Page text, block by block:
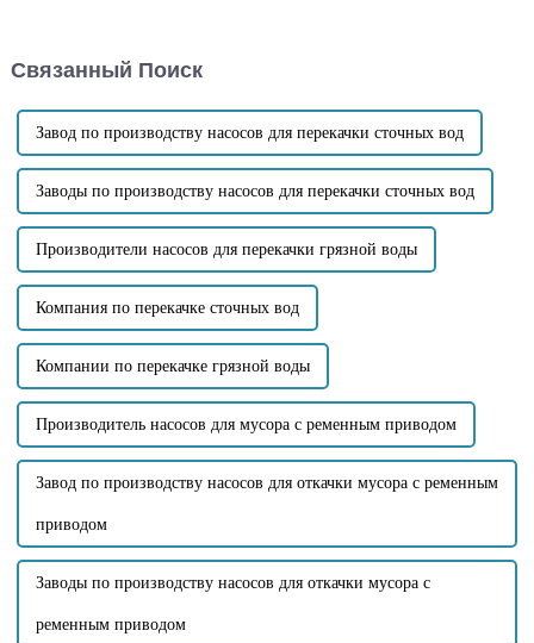
ключевые
стойкость: Корпус насоса и
внутренние части...
Связанный Поиск
Завод по производству насосов для перекачки сточных вод
Заводы по производству насосов для перекачки сточных вод
Производители насосов для перекачки грязной воды
Компания по перекачке сточных вод
Компании по перекачке грязной воды
Производитель насосов для мусора с ременным приводом
Завод по производству насосов для откачки мусора с ременным
приводом
Заводы по производству насосов для откачки мусора с
ременным приводом